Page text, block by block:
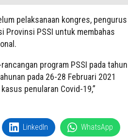
pelaksanaan kongres, pengurus
Provinsi PSSI untuk membahas
program PSSI pada tahun
pada 26-28 Februari 2021
penularan Covid-19,”
LinkedIn WhatsApp